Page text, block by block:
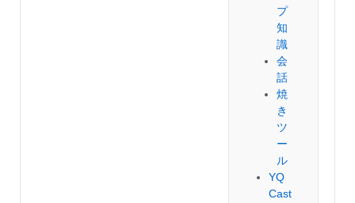
プ
知
識
会
話
焼
き
ツ
ー
ル
YQ
Cast